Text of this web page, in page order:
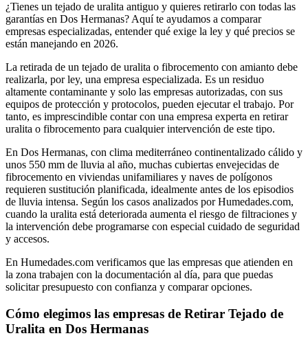
¿Tienes un tejado de uralita antiguo y quieres retirarlo con todas las
garantías en Dos Hermanas? Aquí te ayudamos a comparar
empresas especializadas, entender qué exige la ley y qué precios se
están manejando en 2026.
La retirada de un tejado de uralita o fibrocemento con amianto debe
realizarla, por ley, una empresa especializada. Es un residuo
altamente contaminante y solo las empresas autorizadas, con sus
equipos de protección y protocolos, pueden ejecutar el trabajo. Por
tanto, es imprescindible contar con una empresa experta en retirar
uralita o fibrocemento para cualquier intervención de este tipo.
En Dos Hermanas, con clima mediterráneo continentalizado cálido y
unos 550 mm de lluvia al año, muchas cubiertas envejecidas de
fibrocemento en viviendas unifamiliares y naves de polígonos
requieren sustitución planificada, idealmente antes de los episodios
de lluvia intensa. Según los casos analizados por Humedades.com,
cuando la uralita está deteriorada aumenta el riesgo de filtraciones y
la intervención debe programarse con especial cuidado de seguridad
y accesos.
En Humedades.com verificamos que las empresas que atienden en
la zona trabajen con la documentación al día, para que puedas
solicitar presupuesto con confianza y comparar opciones.
Cómo elegimos las empresas de Retirar Tejado de
Uralita en Dos Hermanas